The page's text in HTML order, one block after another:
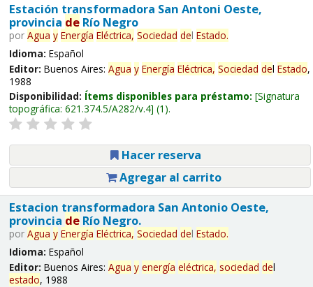
Estación transformadora San Antoni Oeste,
provincia deRío Negro
por Agua y Energía Eléctrica, Sociedad del Estado.
Idioma: Español
Editor: Buenos Aires: Agua y Energía Eléctrica, Sociedad del Estado,
1988
Disponibilidad: Ítems disponibles para préstamo: Signatura
topográfica: 621.374.5/A282/v.4 (1).
Hacer reserva
Agregar al carrito
Estacion transformadora San Antonio Oeste,
provincia deRío Negro.
por Agua y Energía Eléctrica, Sociedad del Estado.
Idioma: Español
Editor: Buenos Aires: Agua y energía eléctrica, sociedad del
estado, 1988